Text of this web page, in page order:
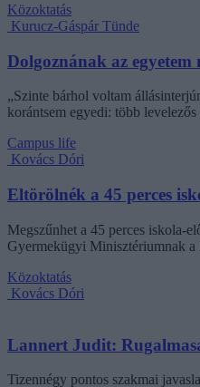
Közoktatás
Kurucz-Gáspár Tünde
Dolgoznának az
„Szinte bárhol voltam
korántsem egyedi: több
Campus life
Kovács Dóri
Eltörölnék a 45 perces
Megszűnhet a 45 perces iskola-
Gyermekügyi Minisztériumnak
Közoktatás
Kovács Dóri
Lannert Judit:
Tizennégy pontos szakmai